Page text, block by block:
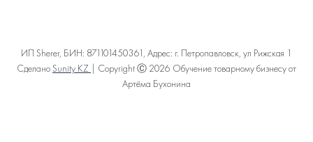
ИП Sherer, БИН: 871101450361, Адрес: г. Петропавловск, ул Рижская 1
Сделано Sunity KZ | Copyright Ⓒ 2026 Обучение товарному бизнесу от
Артёма Бухонина